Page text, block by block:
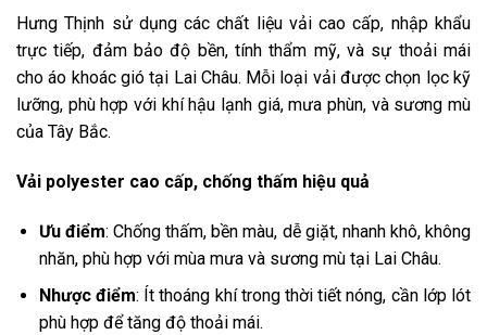
Hưng Thịnh sử dụng các chất liệu vải cao cấp, nhập khẩu
trực tiếp, đảm bảo độ bền, tính thẩm mỹ, và sự thoải mái
cho áo khoác gió tại Lai Châu. Mỗi loại vải được chọn lọc kỹ
lưỡng, phù hợp với khí hậu lạnh giá, mưa phùn, và sương mù
của Tây Bắc.
Vải polyester cao cấp, chống thấm hiệu quả
Ưu điểm: Chống thấm, bền màu, dễ giặt, nhanh khô, không
nhăn, phù hợp với mùa mưa và sương mù tại Lai Châu.
Nhược điểm: Ít thoáng khí trong thời tiết nóng, cần lớp lót
phù hợp để tăng độ thoải mái.